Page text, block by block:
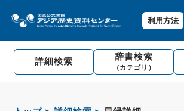
利用方法
詳細検索 辞書検索
（カテゴリ）